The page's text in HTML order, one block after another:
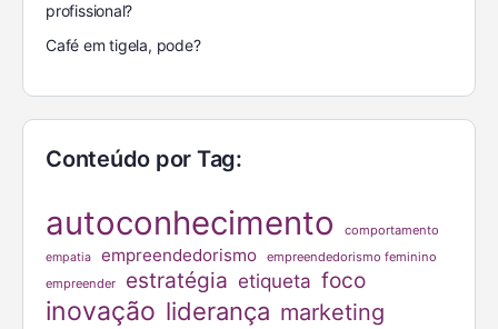
profissional?
Café em tigela, pode?
Conteúdo por Tag:
autoconhecimento comportamento
empatia empreendedorismo
empreendedorismo feminino
empreender
estratégia etiqueta foco
inovação liderança marketing